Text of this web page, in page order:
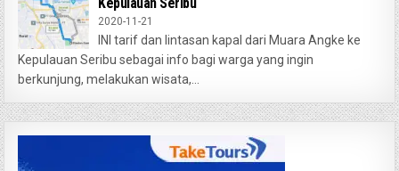
2020-11-21
INI tarif dan lintasan kapal dari Muara Angke ke
Kepulauan Seribu sebagai info bagi warga yang ingin
berkunjung, melakukan wisata,...